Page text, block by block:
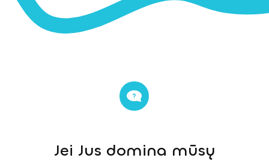
Jei Jus domina mūsų